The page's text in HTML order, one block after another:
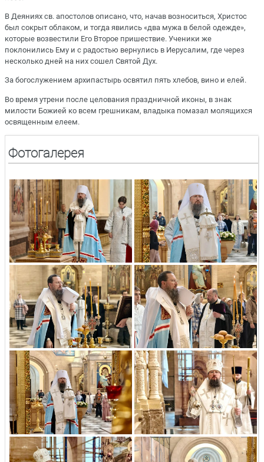
В Деяниях св. апостолов описано, что, начав возноситься, Христос
был сокрыт облаком, и тогда явились «два мужа в белой одежде»,
которые возвестили Его Второе пришествие. Ученики же
поклонились Ему и с радостью вернулись в Иерусалим, где через
несколько дней на них сошел Святой Дух.
За богослужением архипастырь освятил пять хлебов, вино и елей.
Во время утрени после целования праздничной иконы, в знак
милости Божией ко всем грешникам, владыка помазал молящихся
освященным елеем.
Фотогалерея